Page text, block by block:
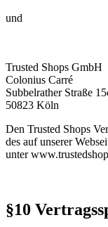
und
Trusted Shops GmbH
Colonius Carré
Subbelrather Straße
50823 Köln
Den Trusted Shops
des auf unserer
unter
§10